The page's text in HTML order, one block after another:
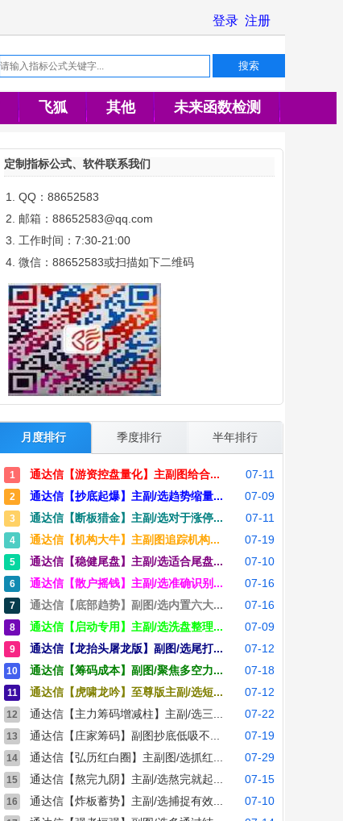
飞狐 其他 未来函数检测
定制指标公式、软件联系我们
QQ：88652583
邮箱：88652583@qq.com
工作时间：7:30-21:00
微信：88652583或扫描如下二维码
月度排行 季度排行 半年排行
1 通达信【游资控盘量化】主副图给合... 07-11
2 通达信【抄底起爆】主副/选趋势缩量... 07-09
3 通达信【断板猎金】主副/选对于涨停... 07-11
4 通达信【机构大牛】主副图追踪机构... 07-19
5 通达信【稳健尾盘】主副/选适合尾盘... 07-10
6 通达信【散户摇钱】主副/选准确识别... 07-16
7 通达信【底部趋势】副图/选内置六大... 07-16
8 通达信【启动专用】主副/选洗盘整理... 07-09
9 通达信【龙抬头屠龙版】副图/选尾打... 07-12
10 通达信【筹码成本】副图/聚焦多空力... 07-18
11 通达信【虎啸龙吟】至尊版主副/选短... 07-12
12 通达信【主力筹码增减柱】主副/选三... 07-22
13 通达信【庄家筹码】副图抄底低吸不... 07-19
14 通达信【弘历红白圈】主副图/选抓红... 07-29
15 通达信【熬完九阴】主副/选熬完就起... 07-15
16 通达信【炸板蓄势】主副/选捕捉有效... 07-10